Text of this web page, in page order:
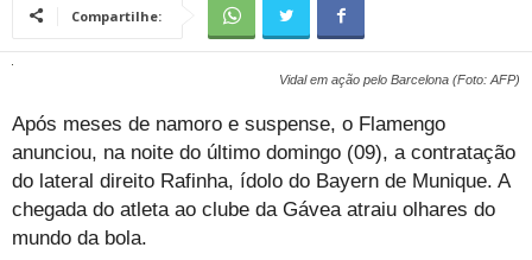
Compartilhe:
Vidal em ação pelo Barcelona (Foto: AFP)
Após meses de namoro e suspense, o Flamengo
anunciou, na noite do último domingo (09), a contratação
do lateral direito Rafinha, ídolo do Bayern de Munique. A
chegada do atleta ao clube da Gávea atraiu olhares do
mundo da bola.